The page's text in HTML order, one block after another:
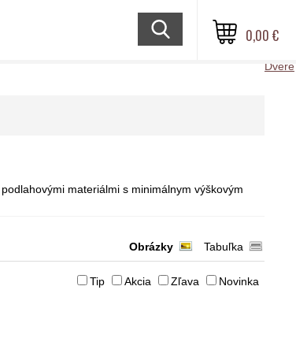
0,00 €
materiálmi s minimálnym výškovým
Obrázky Tabuľka
Tip Akcia Zľava
Novinka
Dvere